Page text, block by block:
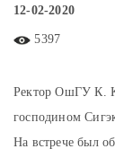
12-02-2020
5397
Ректор ОшГУ К.
господином
На встрече был